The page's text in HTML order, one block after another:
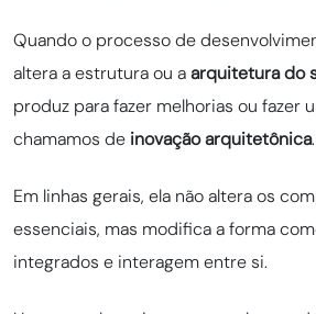
Quando o processo de
altera a estrutura ou aarquitetura do
produz para fazer melhorias ou fazer
chamamos de inovação arquitetônica.
Em linhas gerais, ela não altera os
essenciais, mas modifica a forma
integrados e interagem entre si.